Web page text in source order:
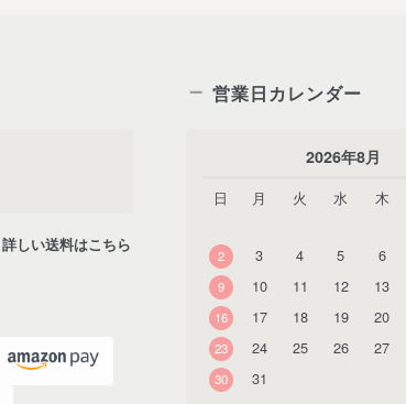
詳しい送料はこちら
営業日カレンダー
2026年8月
日 月 火 水 木
2 3 4 5 6
9 10 11 12 13
16 17 18 19 20
23 24 25 26 27
30 31